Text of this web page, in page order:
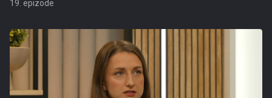
19. epizode